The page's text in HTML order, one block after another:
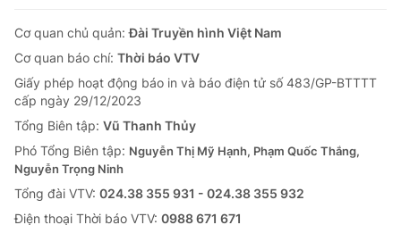
Cơ quan chủ quản:Đài Truyền hình Việt Nam
Cơ quan báo chí: Thời báo VTV
Giấy phép hoạt động báo in và báo điện tử số 483/GP-BTTTT
cấp ngày 29/12/2023
Tổng Biên tập: Vũ Thanh Thủy
Phó Tổng Biên tập: Nguyễn Thị Mỹ Hạnh, Phạm Quốc Thắng,
Nguyễn Trọng Ninh
Tổng đài VTV: 024.38 355 931 - 024.38 355 932
Ðiện thoại Thời báo VTV: 0988 671 671